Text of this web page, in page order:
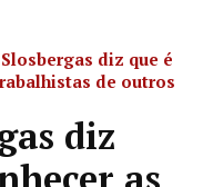
diz que é
de outros
diz